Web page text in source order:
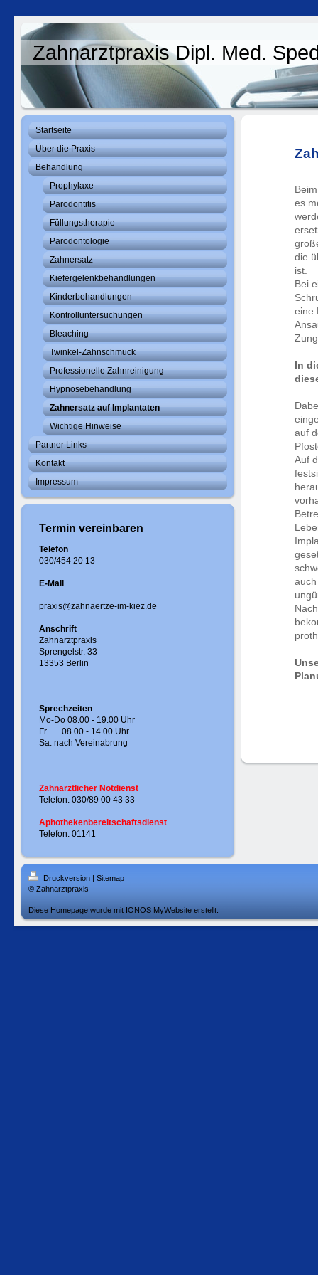
Zahnarztpraxis Dipl. Med.
Startseite
Über die Praxis
Behandlung
Prophylaxe
Parodontitis
Füllungstherapie
Parodontologie
Zahnersatz
Kiefergelenkbehandlungen
Kinderbehandlungen
Kontrolluntersuchungen
Bleaching
Twinkel-Zahnschmuck
Professionelle Zahnreinigung
Hypnosebehandlung
Zahnersatz auf Implantaten
Wichtige Hinweise
Partner Links
Kontakt
Impressum
Termin vereinbaren
Telefon
030/454 20 13
E-Mail
praxis@zahnaertze-im-kiez.de
Anschrift
Zahnarztpraxis
Sprengelstr. 33
13353 Berlin
Sprechzeiten
Mo-Do 08.00 - 19.00 Uhr
Fr 08.00 - 14.00 Uhr
Sa. nach Vereinabrung
Zahnärztlicher Notdienst
Telefon: 030/89 00 43 33
Aphothekenbereitschaftsdienst
Telefon: 01141
es
die
ist.
Bei
eine
In
auf
Auf
Druckversion | Sitemap
© Zahnarztpraxis
Diese Homepage wurde mit IONOS MyWebsite erstellt.